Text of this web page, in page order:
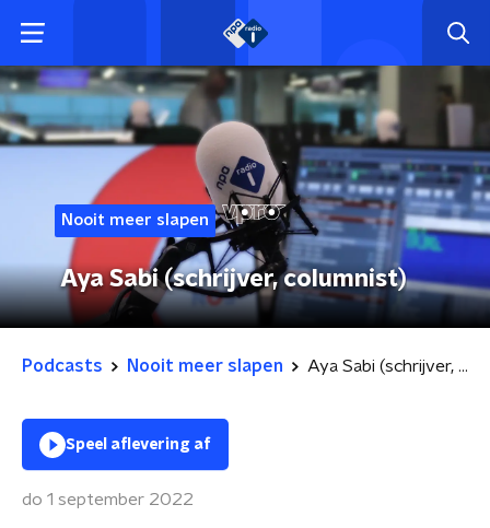
Nooit meer slapen
Aya Sabi (schrijver, columnist)
Podcasts Nooit meer slapen Aya Sabi (schrijver, columnist)
Speel aflevering af
do 1 september 2022